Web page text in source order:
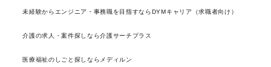
未経験からエンジニア・事務職を目指すならDYMキャリア（求職者向け）
介護の求人・案件探しなら介護サーチプラス
医療福祉のしごと探しならメディルン